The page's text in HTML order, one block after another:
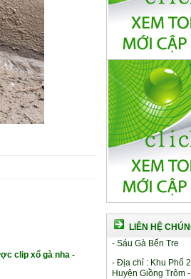
clip xổ gà nha -
LIÊN HỆ
- Sáu Gà Bến Tre
- Địa chỉ : Khu Phố
Huyện Giồng Trôm